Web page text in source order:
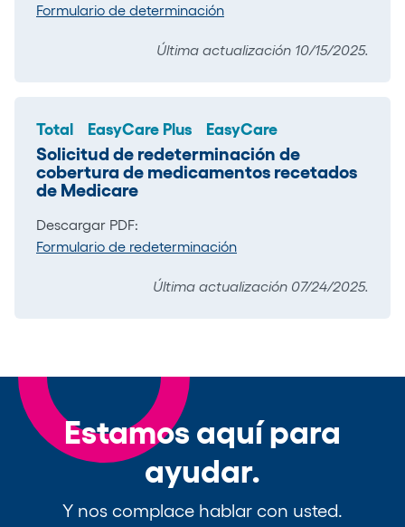
Formulario de determinación
Última actualización 10/15/2025.
Total EasyCare Plus EasyCare
Solicitud de redeterminación de
cobertura de medicamentos recetados
de Medicare
Descargar PDF:
Formulario de redeterminación
Última actualización 07/24/2025.
Estamos aquí para
ayudar.
Y nos complace hablar con usted.